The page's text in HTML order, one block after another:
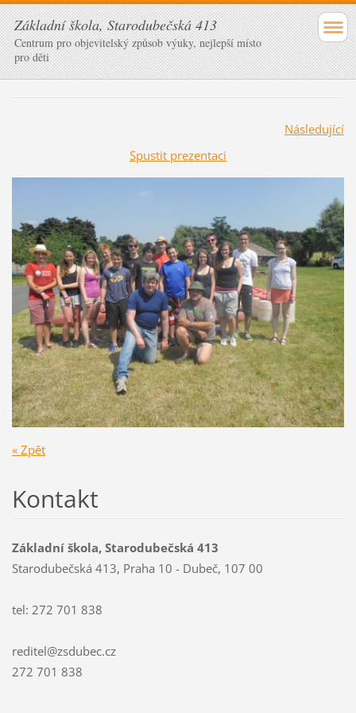
Základní škola, Starodubečská 413
Centrum pro objevitelský způsob výuky, nejlepší místo
pro děti
Následující
Spustit prezentaci
« Zpět
Kontakt
Základní škola, Starodubečská 413
Starodubečská 413, Praha 10 - Dubeč, 107 00
tel: 272 701 838
reditel@zsdubec.cz
272 701 838